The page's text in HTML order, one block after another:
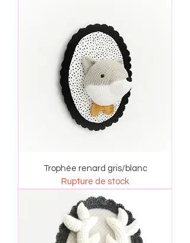
Trophée renard gris/blanc
Rupture de stock